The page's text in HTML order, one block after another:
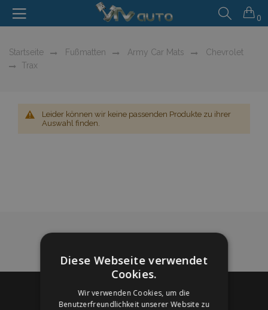
0
Startseite Fußmatten Army Car Mats
Chevrolet
Trax
Leider können wir keine passenden Produkte zu ihrer
Auswahl finden.
Diese Webseite verwendet
Cookies.
Wir verwenden Cookies, um die
Benutzerfreundlichkeit unserer Website zu